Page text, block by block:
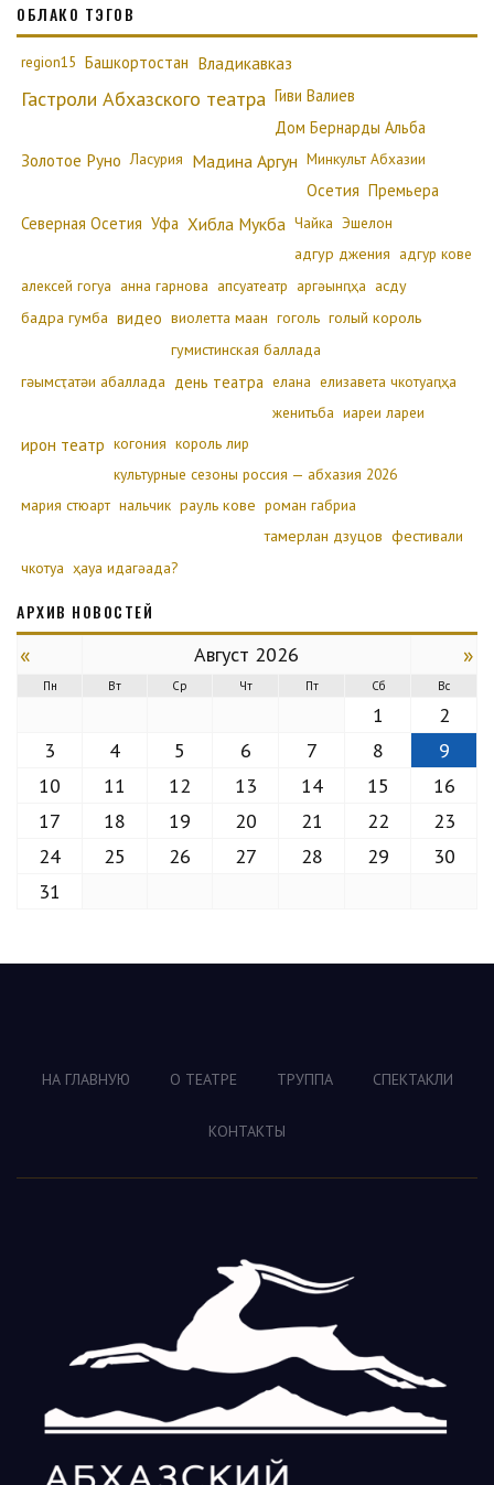
ОБЛАКО ТЭГОВ
region15 Башкортостан Владикавказ
Гастроли Абхазского театра Гиви Валиев
Дом Бернарды Альба
Золотое Руно Ласурия Мадина Аргун Минкульт Абхазии
Осетия Премьера
Северная Осетия Уфа Хибла Мукба Чайка Эшелон
адгур джения адгур кове
алексей гогуа анна гарнова апсуатеатр аргәынԥҳа асду
бадра гумба видео виолетта маан гоголь голый король
гумистинская баллада
гәымсҭатәи абаллада день театра елана елизавета чкотуаԥҳа
женитьба иареи лареи
ирон театр когония король лир
культурные сезоны россия — абхазия 2026
мария стюарт нальчик рауль кове роман габриа
тамерлан дзуцов фестивали
чкотуа ҳауа идагәада?
АРХИВ НОВОСТЕЙ
« Август 2026 »
Пн Вт Ср Чт Пт Сб Вс
1
2
3
4 5 6 7 8
9
10
11 12 13 14 15
16
17
18 19 20 21 22
23
24
25 26 27 28 29
30
31
НА ГЛАВНУЮ О ТЕАТРЕ ТРУППА СПЕКТАКЛИ
КОНТАКТЫ